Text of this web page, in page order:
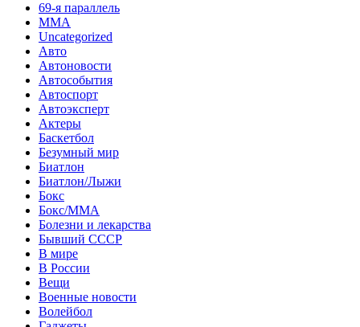
69-я параллель
MMA
Uncategorized
Авто
Автоновости
Автособытия
Автоспорт
Автоэксперт
Актеры
Баскетбол
Безумный мир
Биатлон
Биатлон/Лыжи
Бокс
Бокс/MMA
Болезни и лекарства
Бывший СССР
В мире
В России
Вещи
Военные новости
Волейбол